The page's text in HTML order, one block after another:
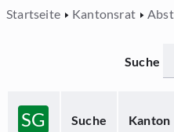
Startseite Kantonsrat
SG Suche Kanton
Suche